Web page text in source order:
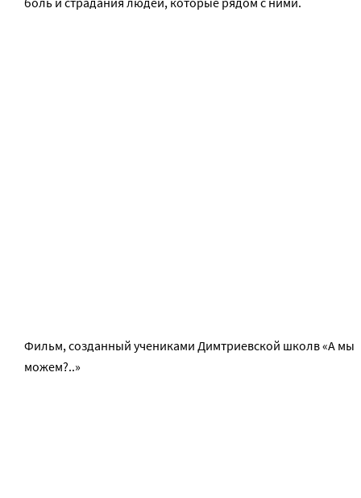
Фильм, созданный учениками Димтриевской школв «А мы
можем?..»